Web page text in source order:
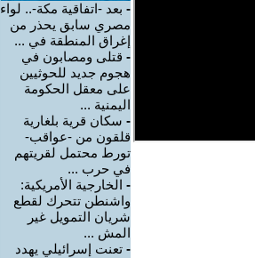
- بعد -اتفاقية مكة-.. لواء
مصري سابق يحذر من
إغراق المنطقة في ...
- قتلى ومصابون في
هجوم جديد للحوثيين
على معقل الحكومة
اليمنية ...
- سكان قرية بلغارية
قلقون من -عواقب-
تورط محتمل لقريتهم
في حرب ...
- الخارجية الأمريكية:
واشنطن تتحرك لقطع
شريان التمويل غير
المش ...
- تعنت إسرائيلي يهدد